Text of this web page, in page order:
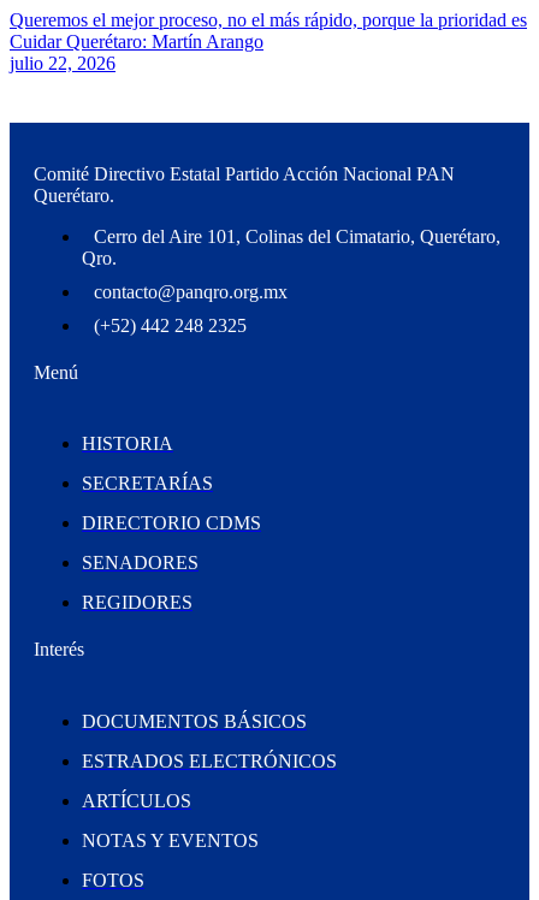
Queremos el mejor proceso, no el más rápido, porque la prioridad es
Cuidar Querétaro: Martín Arango
julio 22, 2026
Comité Directivo Estatal Partido Acción Nacional PAN
Querétaro.
Cerro del Aire 101, Colinas del Cimatario, Querétaro,
Qro.
contacto@panqro.org.mx
(+52) 442 248 2325
Menú
HISTORIA
SECRETARÍAS
DIRECTORIO CDMS
SENADORES
REGIDORES
Interés
DOCUMENTOS BÁSICOS
ESTRADOS ELECTRÓNICOS
ARTÍCULOS
NOTAS Y EVENTOS
FOTOS